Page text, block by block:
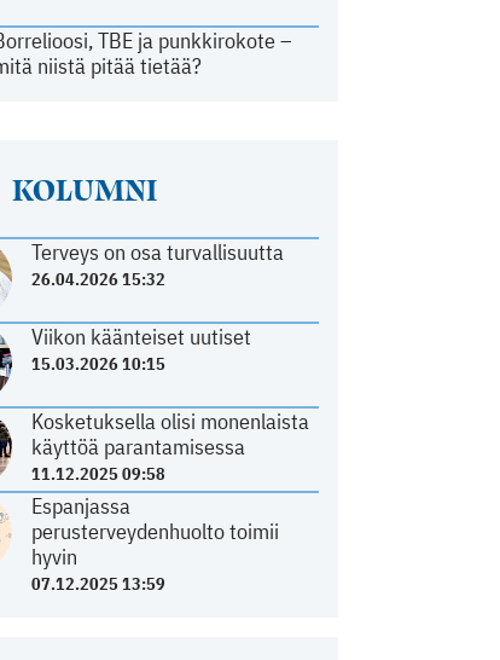
TBE ja punkkirokote –
niistä pitää tietää?
KOLUMNI
Terveys on osa turvallisuutta
26.04.2026 15:32
Viikon käänteiset uutiset
15.03.2026 10:15
Kosketuksella olisi monenlaista
käyttöä parantamisessa
11.12.2025 09:58
Espanjassa
perusterveydenhuolto toimii
hyvin
07.12.2025 13:59